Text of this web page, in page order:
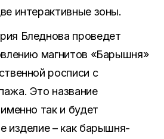
интерактивные зоны.
Бледнова проведет
магнитов «Барышня»
росписи с
Это название
так и будет
изделие – как барышня-